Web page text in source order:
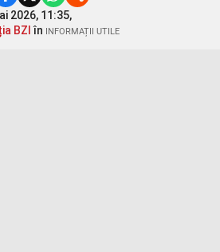
2026, 11:35,
BZI în INFORMAȚII UTILE